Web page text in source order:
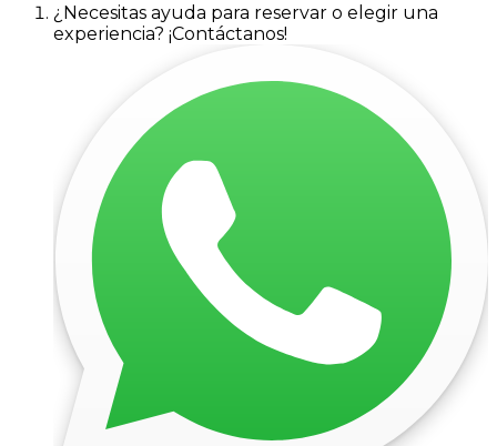
¿Necesitas ayuda para reservar o elegir una
experiencia? ¡Contáctanos!